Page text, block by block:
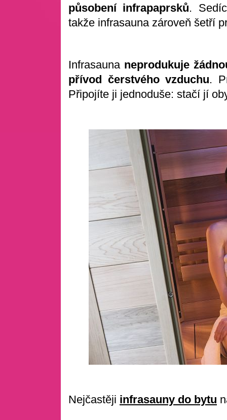
působení infrapaprsků.
takže infrasauna zároveň šetří
Infrasauna neprodukuje
přívod čerstvého vzduchu.
Připojíte ji jednoduše: stačí jí
Nejčastěji infrasauny do bytu